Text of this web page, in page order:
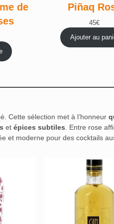
de
Piñaq
45€
Ajouter au
Cette sélection met à l’honneur
et épices subtiles . Entre rose
et moderne pour des cocktails